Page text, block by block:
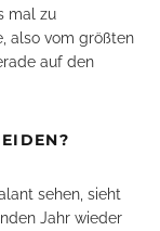
mal zu
also vom größten
auf den
sehen, sieht
Jahr wieder